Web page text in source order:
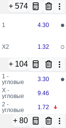
+ 574
1 4.30 ●
X2 1.32 ○
+ 104
1 -
угловые
3.30 ●
X -
угловые
9.46
2 -
угловые
1.72
+ 80